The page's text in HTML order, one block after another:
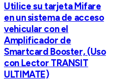
Utilice su tarjeta Mifare
en un sistema de acceso
vehicular con el
Amplificador de
Smartcard Booster, (Uso
con Lector TRANSIT
ULTIMATE)